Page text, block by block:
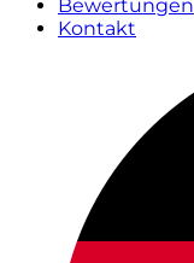
Bewertungen
Kontakt